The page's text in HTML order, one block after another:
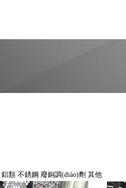
鋁類 不銹鋼 廢銅調(diào)劑 其他